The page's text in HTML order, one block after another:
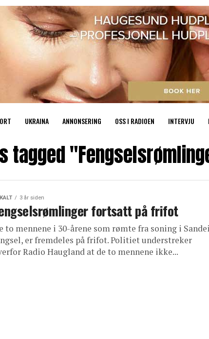
UKRAINA ANNONSERING OSS I RADIOEN INTERVJU
tagged
3 år siden
fortsatt på frifot
to mennene i 30-årene som rømte fra soning i
er fremdeles på frifot. Politiet understreker
Radio Haugland at de to mennene ikke...